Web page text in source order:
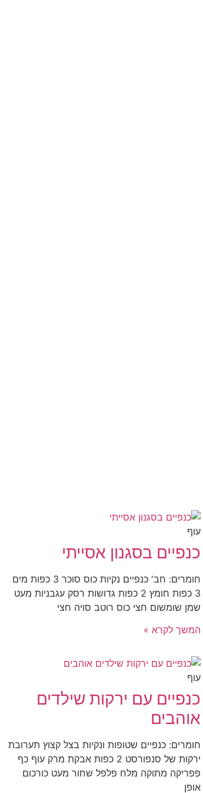
עוף
כנפיים בסגנון אסייתי
חומרים: חב' כנפיים נקיות כוס סוכר 3 כפות מים
3 כפות חומץ 2 כפות גדושות רסק עגבניות מעט
שמן שומשום חצי כוס רוטב סויה חצי
המשך לקרא »
עוף
כנפיים עם ירקות שילדים
אוהבים
חומרים: כנפיים שטופות ונקיות בצל קצוץ תערובת
ירקות של סנפורסט 2 כפות אבקת מרק עוף כף
פפריקה מתוקה מלח פלפל שחור מעט כורכום
אופן